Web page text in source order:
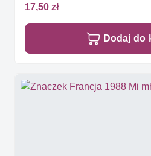
17,50 zł
Dodaj do